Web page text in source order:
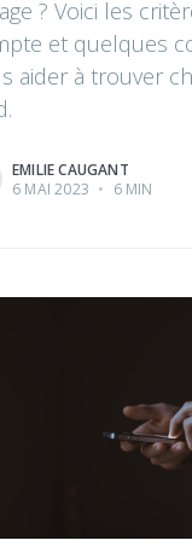
? Voici les
et quelques
aider à trouver
EMILIE CAUGANT
6 MAI 2023 • 6 MIN